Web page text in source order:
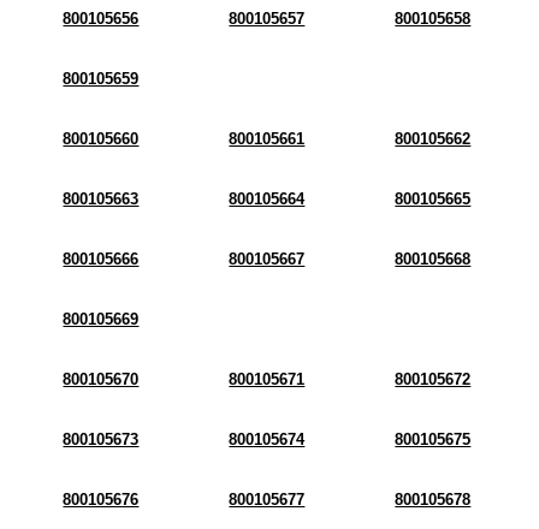
800105656 800105657 800105658
800105659
800105660 800105661 800105662
800105663 800105664 800105665
800105666 800105667 800105668
800105669
800105670 800105671 800105672
800105673 800105674 800105675
800105676 800105677 800105678